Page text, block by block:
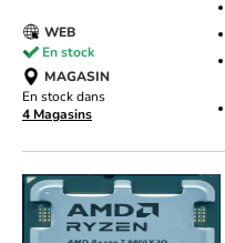
WEB
En stock
MAGASIN
En stock dans
4 Magasins